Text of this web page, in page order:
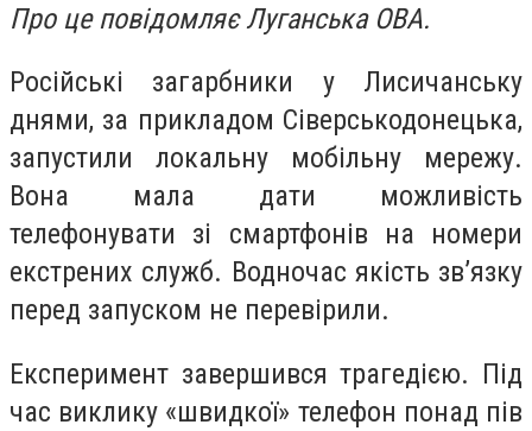
Про це повідомляє Луганська ОВА.
Російські загарбники у Лисичанську
днями, за прикладом Сіверськодонецька,
запустили локальну мобільну мережу.
Вона мала дати можливість
телефонувати зі смартфонів на номери
екстрених служб. Водночас якість зв’язку
перед запуском не перевірили.
Експеримент завершився трагедією. Під
час виклику «швидкої» телефон понад пів